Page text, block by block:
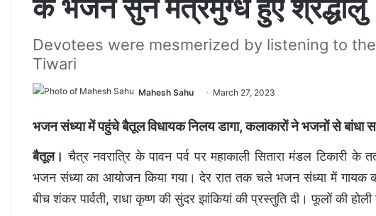
के भजन सुन मंत्रमुग्ध हुए श्रद्धालु
Devotees were mesmerized by listening to
Tiwari
Mahesh Sahu March 27, 2023
भजन संध्या में पहुंचे बैतूल विधायक निलय डागा, कलाकारों ने भजनों से बांधा
बैतूल। चैत्र नवरात्रि के पावन पर्व पर महाकाली सितारा मंडल टिकारी के
भजन संध्या का आयोजन किया गया। देर रात तक चले भजन संध्या में गायक
बीच शंकर पार्वती, राधा कृष्ण की सुंदर झांकियां की प्रस्तुति दी। फूलों की